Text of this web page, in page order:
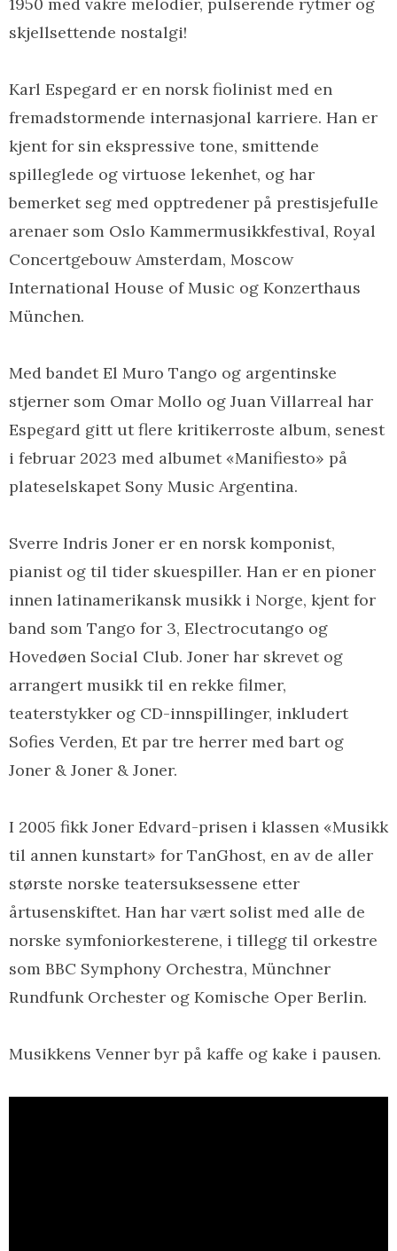
1950 med vakre melodier, pulserende rytmer og
skjellsettende nostalgi!
Karl Espegard er en norsk fiolinist med en
fremadstormende internasjonal karriere. Han er
kjent for sin ekspressive tone, smittende
spilleglede og virtuose lekenhet, og har
bemerket seg med opptredener på prestisjefulle
arenaer som Oslo Kammermusikkfestival, Royal
Concertgebouw Amsterdam, Moscow
International House of Music og Konzerthaus
München.
Med bandet El Muro Tango og argentinske
stjerner som Omar Mollo og Juan Villarreal har
Espegard gitt ut flere kritikerroste album, senest
i februar 2023 med albumet «Manifiesto» på
plateselskapet Sony Music Argentina.
Sverre Indris Joner er en norsk komponist,
pianist og til tider skuespiller. Han er en pioner
innen latinamerikansk musikk i Norge, kjent for
band som Tango for 3, Electrocutango og
Hovedøen Social Club. Joner har skrevet og
arrangert musikk til en rekke filmer,
teaterstykker og CD-innspillinger, inkludert
Sofies Verden, Et par tre herrer med bart og
Joner & Joner & Joner.
I 2005 fikk Joner Edvard-prisen i klassen «Musikk
til annen kunstart» for TanGhost, en av de aller
største norske teatersuksessene etter
årtusenskiftet. Han har vært solist med alle de
norske symfoniorkesterene, i tillegg til orkestre
som BBC Symphony Orchestra, Münchner
Rundfunk Orchester og Komische Oper Berlin.
Musikkens Venner byr på kaffe og kake i pausen.